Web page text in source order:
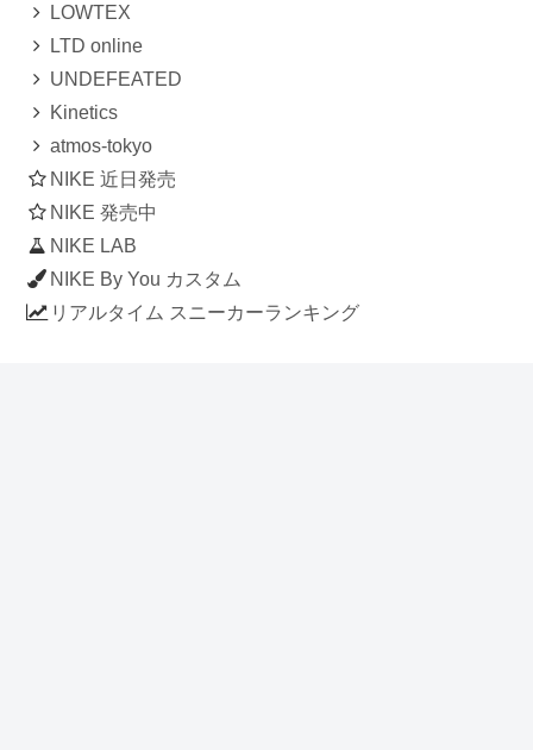
LOWTEX
LTD online
UNDEFEATED
Kinetics
atmos-tokyo
NIKE 近日発売
NIKE 発売中
NIKE LAB
NIKE By You カスタム
リアルタイム スニーカーランキング